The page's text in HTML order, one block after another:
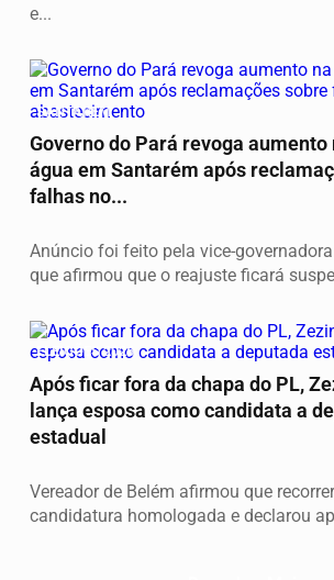
e...
SANTARÉM
Governo do Pará revoga
água em Santarém após
falhas no...
Anúncio foi feito pela vice-
que afirmou que o reajuste ficará
ELEIÇÕES 2026
Após ficar fora da chapa do PL,
lança esposa como candidata a
estadual
Vereador de Belém afirmou que
candidatura homologada e declarou